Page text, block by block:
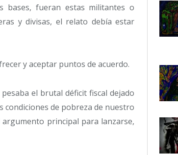
bases, fueran estas militantes o
y divisas, el relato debía estar
y aceptar puntos de acuerdo.
el brutal déficit fiscal dejado
de pobreza de nuestro
principal para lanzarse,